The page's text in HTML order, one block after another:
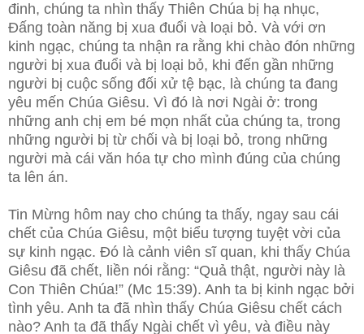
đinh, chúng ta nhìn thấy Thiên Chúa bị hạ nhục,
Đấng toàn năng bị xua đuổi và loại bỏ. Và với ơn
kinh ngạc, chúng ta nhận ra rằng khi chào đón những
người bị xua đuổi và bị loại bỏ, khi đến gần những
người bị cuộc sống đối xử tệ bạc, là chúng ta đang
yêu mến Chúa Giêsu. Vì đó là nơi Ngài ở: trong
những anh chị em bé mọn nhất của chúng ta, trong
những người bị từ chối và bị loại bỏ, trong những
người mà cái văn hóa tự cho mình đúng của chúng
ta lên án.
Tin Mừng hôm nay cho chúng ta thấy, ngay sau cái
chết của Chúa Giêsu, một biểu tượng tuyệt vời của
sự kinh ngạc. Đó là cảnh viên sĩ quan, khi thấy Chúa
Giêsu đã chết, liền nói rằng: “Quả thật, người này là
Con Thiên Chúa!” (Mc 15:39). Anh ta bị kinh ngạc bởi
tình yêu. Anh ta đã nhìn thấy Chúa Giêsu chết cách
nào? Anh ta đã thấy Ngài chết vì yêu, và điều này